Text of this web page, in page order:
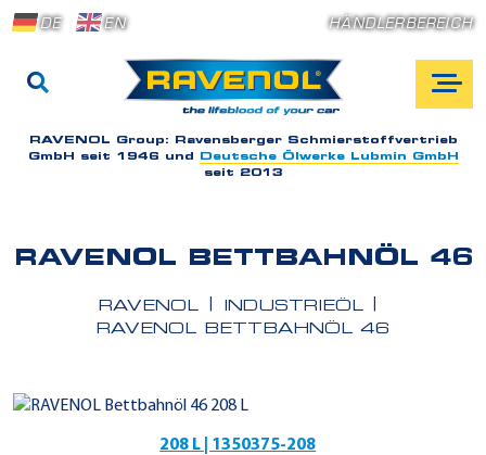
DE EN HÄNDLERBEREICH
RAVENOL Group: Ravensberger Schmierstoffvertrieb
GmbH seit 1946 und
Deutsche Ölwerke Lubmin GmbH
seit 2013
RAVENOL BETTBAHNÖL 46
RAVENOL
INDUSTRIEÖL
RAVENOL BETTBAHNÖL 46
208 L | 1350375-208